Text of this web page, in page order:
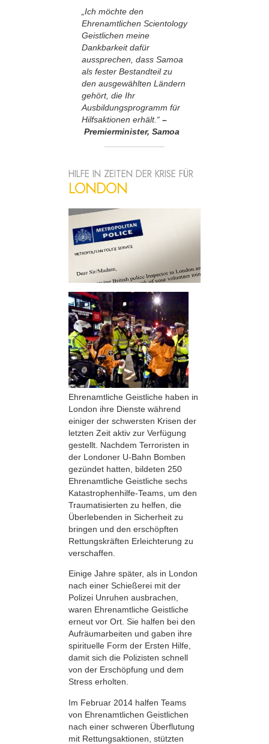
„Ich möchte den
Ehrenamtlichen Scientology
Geistlichen meine
Dankbarkeit dafür
aussprechen, dass Samoa
als fester Bestandteil zu
den ausgewählten Ländern
gehört, die Ihr
Ausbildungsprogramm für
Hilfsaktionen erhält.“ –
Premierminister, Samoa
HILFE IN ZEITEN DER KRISE FÜR
LONDON
Ehrenamtliche Geistliche haben in
London ihre Dienste während
einiger der schwersten Krisen der
letzten Zeit aktiv zur Verfügung
gestellt. Nachdem Terroristen in
der Londoner U-Bahn Bomben
gezündet hatten, bildeten 250
Ehrenamtliche Geistliche sechs
Katastrophenhilfe-Teams, um den
Traumatisierten zu helfen, die
Überlebenden in Sicherheit zu
bringen und den erschöpften
Rettungskräften Erleichterung zu
verschaffen.
Einige Jahre später, als in London
nach einer Schießerei mit der
Polizei Unruhen ausbrachen,
waren Ehrenamtliche Geistliche
erneut vor Ort. Sie halfen bei den
Aufräumarbeiten und gaben ihre
spirituelle Form der Ersten Hilfe,
damit sich die Polizisten schnell
von der Erschöpfung und dem
Stress erholten.
Im Februar 2014 halfen Teams
von Ehrenamtlichen Geistlichen
nach einer schweren Überflutung
mit Rettungsaktionen, stützten